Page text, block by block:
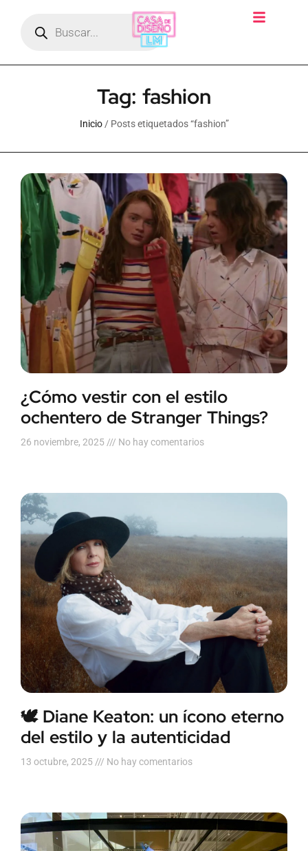
Tag: fashion
Inicio/ Posts etiquetados “fashion”
¿Cómo vestir con el estilo
ochentero de Stranger Things?
26 noviembre, 2025 No hay comentarios
🕊️ Diane Keaton: un ícono eterno
del estilo y la autenticidad
13 octubre, 2025 No hay comentarios